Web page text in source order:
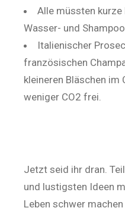
Alle müssten kurze
Wasser- und
Italienischer
französischen
kleineren Bläschen im
weniger CO2 frei.
Jetzt seid ihr dran.
und lustigsten Ideen
Leben schwer